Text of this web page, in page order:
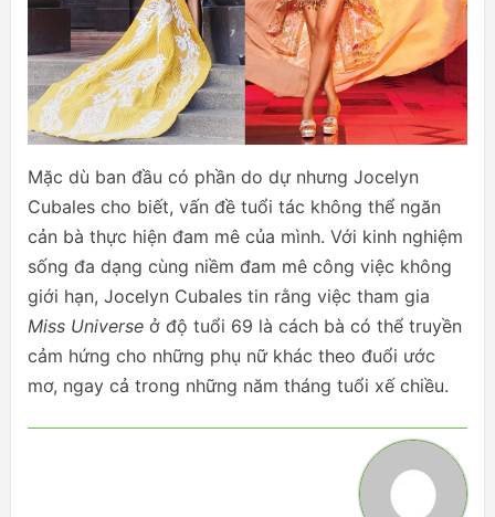
Mặc dù ban đầu có phần do dự nhưng Jocelyn
Cubales cho biết, vấn đề tuổi tác không thể ngăn
cản bà thực hiện đam mê của mình. Với kinh nghiệm
sống đa dạng cùng niềm đam mê công việc không
giới hạn, Jocelyn Cubales tin rằng việc tham gia
Miss Universe ở độ tuổi 69 là cách bà có thể truyền
cảm hứng cho những phụ nữ khác theo đuổi ước
mơ, ngay cả trong những năm tháng tuổi xế chiều.